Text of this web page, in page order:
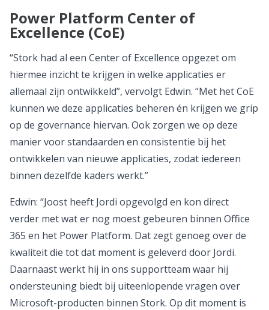
Power Platform Center of
Excellence (CoE)
“Stork had al een Center of Excellence opgezet om
hiermee inzicht te krijgen in welke applicaties er
allemaal zijn ontwikkeld”, vervolgt Edwin. “Met het CoE
kunnen we deze applicaties beheren én krijgen we grip
op de governance hiervan. Ook zorgen we op deze
manier voor standaarden en consistentie bij het
ontwikkelen van nieuwe applicaties, zodat iedereen
binnen dezelfde kaders werkt.”
Edwin: “Joost heeft Jordi opgevolgd en kon direct
verder met wat er nog moest gebeuren binnen Office
365 en het Power Platform. Dat zegt genoeg over de
kwaliteit die tot dat moment is geleverd door Jordi.
Daarnaast werkt hij in ons supportteam waar hij
ondersteuning biedt bij uiteenlopende vragen over
Microsoft-producten binnen Stork. Op dit moment is